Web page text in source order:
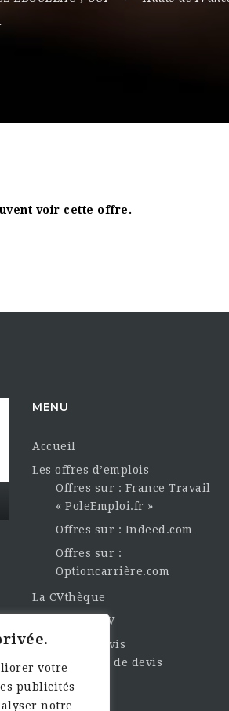
votre
publicités
notre
voir cette offre.
MENU
Accueil
Les offres d’emplois
Offres sur : France Travail
« PoleEmploi.fr »
Offres sur : Indeed.com
Offres sur :
Optioncarrière.com
La CVthèque
Publier un CV
Contact et Devis
Demande de devis